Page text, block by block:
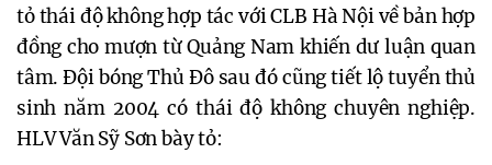
tỏ thái độ không hợp tác với CLB Hà Nội về bản hợp
đồng cho mượn từ Quảng Nam khiến dư luận quan
tâm. Đội bóng Thủ Đô sau đó cũng tiết lộ tuyển thủ
sinh năm 2004 có thái độ không chuyên nghiệp.
HLV Văn Sỹ Sơn bày tỏ: